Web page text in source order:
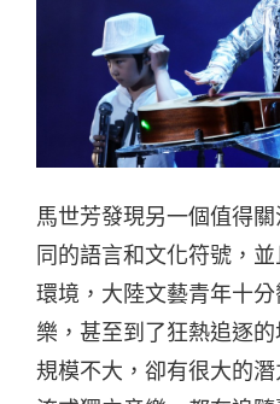
馬世芳發現另一個值得
同的語言和文化符號，
環境，大陸文藝青年十
樂，甚至到了狂熱追逐
規模不大，卻有很大的